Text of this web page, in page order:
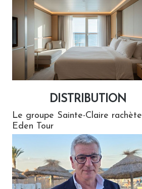
DISTRIBUTION
Le groupe Sainte-Claire rachète
Eden Tour